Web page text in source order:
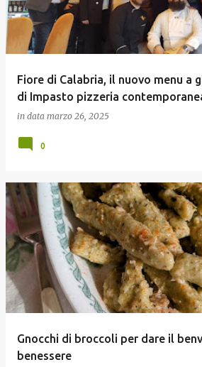
Fiore di Calabria, il nuovo menu a
di Impasto pizzeria
in data marzo 26, 2025
0
Gnocchi di broccoli per dare il
benessere